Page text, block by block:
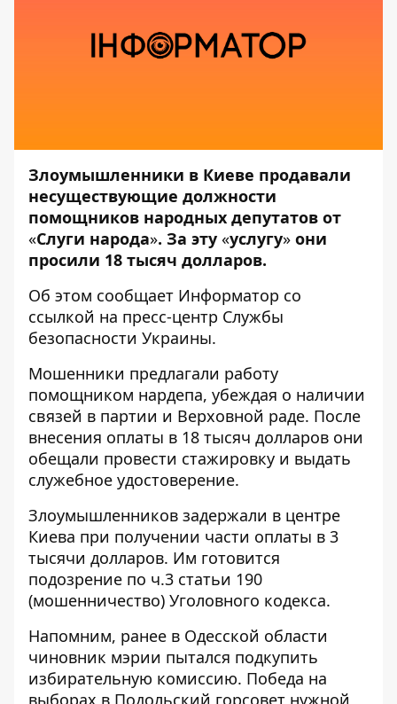
Злоумышленники в Киеве продавали
несуществующие должности
помощников народных депутатов от
«Слуги народа». За эту «услугу» они
просили 18 тысяч долларов.
Об этом сообщает Информатор со
ссылкой на пресс-центр Службы
безопасности Украины.
Мошенники предлагали работу
помощником нардепа, убеждая о наличии
связей в партии и Верховной раде. После
внесения оплаты в 18 тысяч долларов они
обещали провести стажировку и выдать
служебное удостоверение.
Злоумышленников задержали в центре
Киева при получении части оплаты в 3
тысячи долларов. Им готовится
подозрение по ч.3 статьи 190
(мошенничество) Уголовного кодекса.
Напомним, ранее в Одесской области
чиновник мэрии пытался подкупить
избирательную комиссию. Победа на
выборах в Подольский горсовет нужной